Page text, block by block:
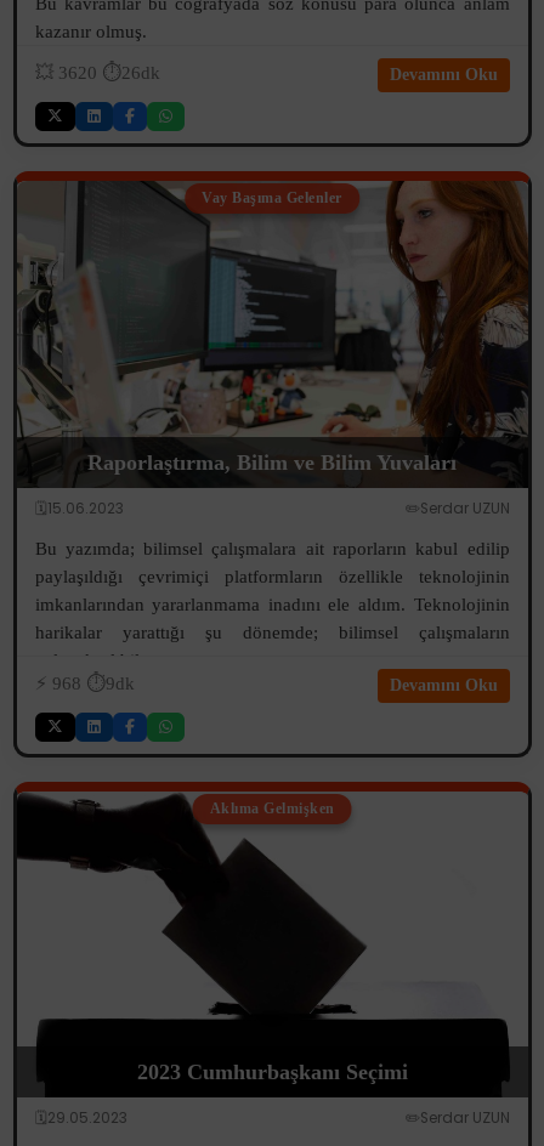
kazanır olmuş.
💥 3620 ⏱️26dk Devamını Oku
Vay Başıma Gelenler
Raporlaştırma, Bilim ve Bilim Yuvaları
🗓️15.06.2023 ✏️Serdar UZUN
Bu yazımda; bilimsel çalışmalara ait raporların kabul edilip
paylaşıldığı çevrimiçi platformların özellikle teknolojinin
imkanlarından yararlanmama inadını ele aldım. Teknolojinin
harikalar yarattığı şu dönemde; bilimsel çalışmaların
geleneksel bile ...
⚡️ 968 ⏱️9dk Devamını Oku
Aklıma Gelmişken
2023 Cumhurbaşkanı Seçimi
🗓️29.05.2023 ✏️Serdar UZUN